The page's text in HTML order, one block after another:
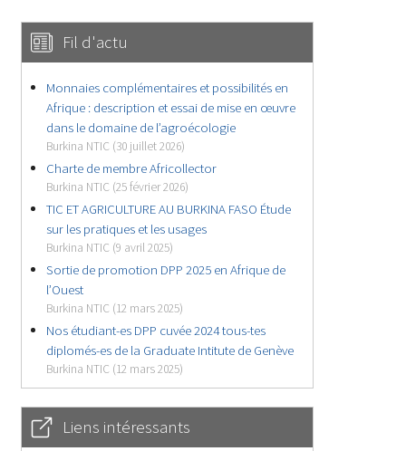
Fil d'actu
Monnaies complémentaires et possibilités en
Afrique : description et essai de mise en œuvre
dans le domaine de l’agroécologie
Burkina NTIC (30 juillet 2026)
Charte de membre Africollector
Burkina NTIC (25 février 2026)
TIC ET AGRICULTURE AU BURKINA FASO Étude
sur les pratiques et les usages
Burkina NTIC (9 avril 2025)
Sortie de promotion DPP 2025 en Afrique de
l’Ouest
Burkina NTIC (12 mars 2025)
Nos étudiant-es DPP cuvée 2024 tous-tes
diplomés-es de la Graduate Intitute de Genève
Burkina NTIC (12 mars 2025)
Liens intéressants